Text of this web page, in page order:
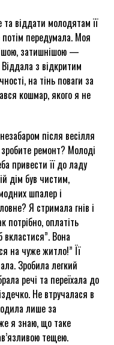
віддати молодятам її
передумала. Моя
затишнішою —
з відкритим
на тінь поваги за
кошмар, якого я не
після весілля
ремонт? Молоді
привести її до ладу
дім був чистим,
шпалер і
Я стримала гнів і
потрібно, оплатіть
Вона
на чуже житло!” Її
Зробила легкий
речі та переїхала до
Не втручалася в
лише за
я знаю, що таке
тещею.